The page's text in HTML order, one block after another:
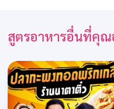
สูตรอาหารอื่นที่คุณ